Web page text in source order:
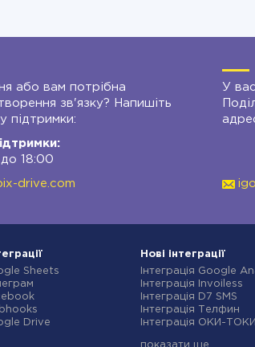
або вам потрібна
зв'язку? Напишіть
підтримки:
18:00
drive.com
У
Sheets
Drive
Нові інтеграції
Інтеграція Google
Інтеграція Invoiless
Інтеграція D7 SMS
Інтеграція Телфин
Інтеграція ОКИ-ТОКИ
показати ще